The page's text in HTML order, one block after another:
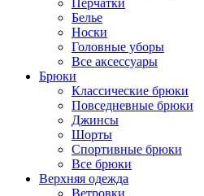
Белье
Носки
Головные уборы
Все аксессуары
Брюки
Классические брюки
Повседневные брюки
Джинсы
Шорты
Спортивные брюки
Все брюки
Верхняя одежда
Ветровки